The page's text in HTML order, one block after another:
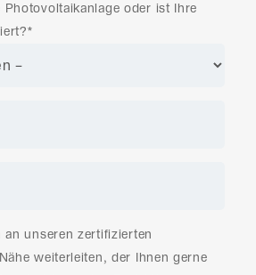
Photovoltaikanlage oder ist Ihre
an unseren zertifizierten
weiterleiten, der Ihnen gerne